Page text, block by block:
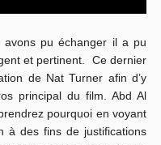
pu échanger il a pu
et pertinent. Ce dernier
de Nat Turner afin d’y
principal du film. Abd Al
pourquoi en voyant
à des fins de justifications